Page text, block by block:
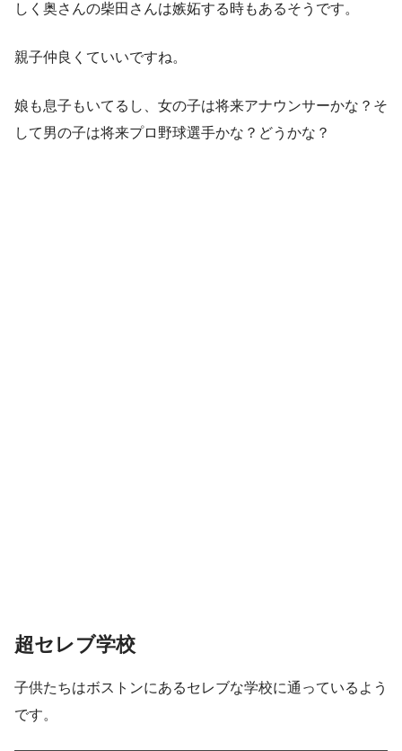
しく奥さんの柴田さんは嫉妬する時もあるそうです。
親子仲良くていいですね。
娘も息子もいてるし、女の子は将来アナウンサーかな？そ
して男の子は将来プロ野球選手かな？どうかな？
超セレブ学校
子供たちはボストンにあるセレブな学校に通っているよう
です。